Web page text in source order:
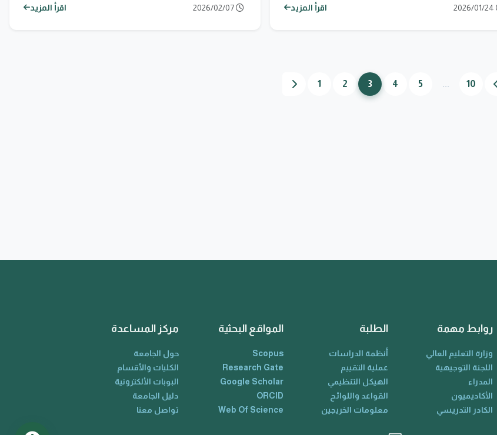
2026/02/07 اقرأ المزيد 2026/01/24 اقرأ المزيد
1 2 3 4 5 ... 10
روابط مهمة
وزارة التعليم العالي
اللجنة التوجيهية
المدراء
الأكاديميون
الكادر التدريسي
الطلبة
أنظمة الدراسات
عملية التقييم
الهيكل التنظيمي
القواعد واللوائح
معلومات الخريجين
المواقع البحثية
Scopus
Research Gate
Google Scholar
ORCID
Web Of Science
مركز المساعدة
حول الجامعة
الكليات والأقسام
البوبات الألكترونية
دليل الجامعة
تواصل معنا